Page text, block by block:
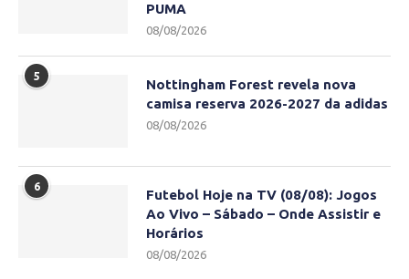
PUMA
08/08/2026
5
Nottingham Forest revela nova
camisa reserva 2026-2027 da adidas
08/08/2026
6
Futebol Hoje na TV (08/08): Jogos
Ao Vivo – Sábado – Onde Assistir e
Horários
08/08/2026